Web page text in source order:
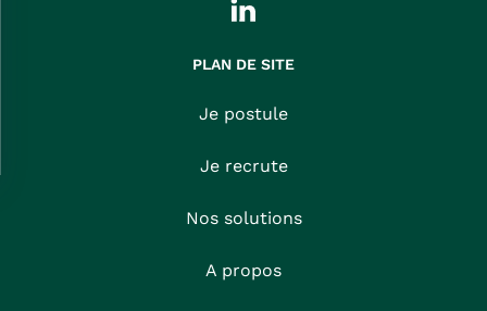
PLAN DE SITE
Je postule
Je recrute
Nos solutions
A propos